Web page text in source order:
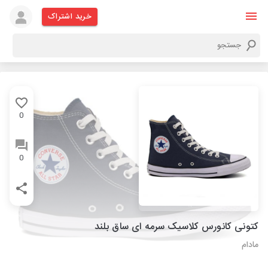
خرید اشتراک
0
0
کتونی کانورس کلاسیک سرمه ای ساق بلند
مادام